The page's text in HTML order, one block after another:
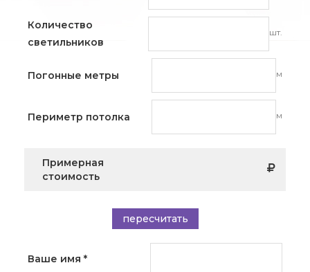
Количество
светильников
шт.
Погонные метры м
Периметр потолка м
Примерная
стоимость
пересчитать
Ваше имя *